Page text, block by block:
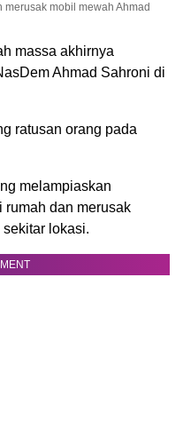
mobil mewah Ahmad
massa akhirnya
Ahmad Sahroni di
ratusan orang pada
melampiaskan
rumah dan merusak
lokasi.